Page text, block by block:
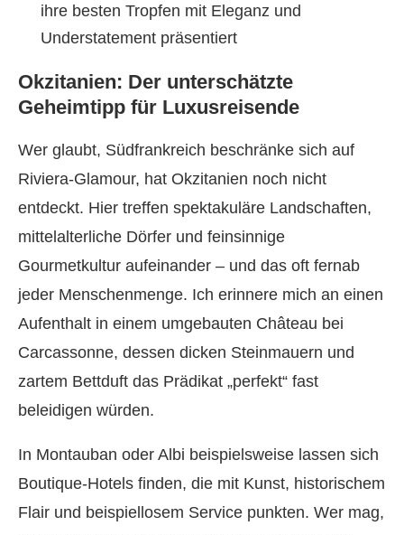
ihre besten Tropfen mit Eleganz und
Understatement präsentiert
Okzitanien: Der unterschätzte
Geheimtipp für Luxusreisende
Wer glaubt, Südfrankreich beschränke sich auf
Riviera-Glamour, hat Okzitanien noch nicht
entdeckt. Hier treffen spektakuläre Landschaften,
mittelalterliche Dörfer und feinsinnige
Gourmetkultur aufeinander – und das oft fernab
jeder Menschenmenge. Ich erinnere mich an einen
Aufenthalt in einem umgebauten Château bei
Carcassonne, dessen dicken Steinmauern und
zartem Bettduft das Prädikat „perfekt“ fast
beleidigen würden.
In Montauban oder Albi beispielsweise lassen sich
Boutique-Hotels finden, die mit Kunst, historischem
Flair und beispiellosem Service punkten. Wer mag,